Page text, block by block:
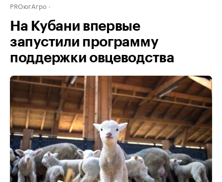
PROюгАгро
На Кубани впервые
запустили программу
поддержки овцеводства